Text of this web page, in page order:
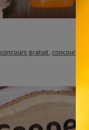
concours gratuit concours